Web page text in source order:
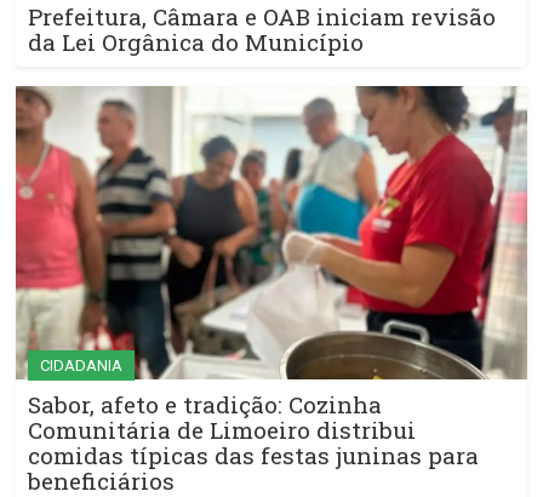
Prefeitura, Câmara e OAB iniciam revisão
da Lei Orgânica do Município
CIDADANIA
Sabor, afeto e tradição: Cozinha
Comunitária de Limoeiro distribui
comidas típicas das festas juninas para
beneficiários